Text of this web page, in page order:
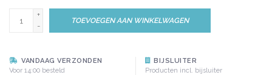
+
-
TOEVOEGEN AAN WINKELWAGEN
VANDAAG VERZONDEN
Voor 14:00 besteld
BIJSLUITER
Producten incl. bijsluiter